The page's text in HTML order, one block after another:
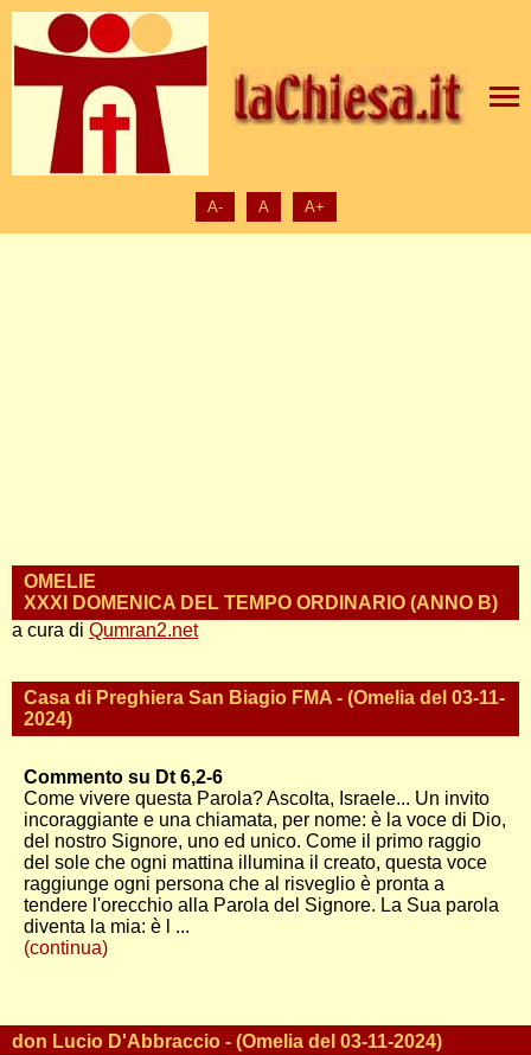
A- A A+
OMELIE
XXXI DOMENICA DEL TEMPO ORDINARIO (ANNO B)
a cura di Qumran2.net
Casa di Preghiera San Biagio FMA - (Omelia del 03-11-
2024)
Commento su Dt 6,2-6
Come vivere questa Parola? Ascolta, Israele... Un invito
incoraggiante e una chiamata, per nome: è la voce di Dio,
del nostro Signore, uno ed unico. Come il primo raggio
del sole che ogni mattina illumina il creato, questa voce
raggiunge ogni persona che al risveglio è pronta a
tendere l'orecchio alla Parola del Signore. La Sua parola
diventa la mia: è l ...
(continua)
don Lucio D'Abbraccio - (Omelia del 03-11-2024)